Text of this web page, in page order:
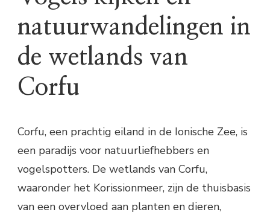
natuurwandelingen in
de wetlands van
Corfu
Corfu, een prachtig eiland in de Ionische Zee, is
een paradijs voor natuurliefhebbers en
vogelspotters. De wetlands van Corfu,
waaronder het Korissionmeer, zijn de thuisbasis
van een overvloed aan planten en dieren,